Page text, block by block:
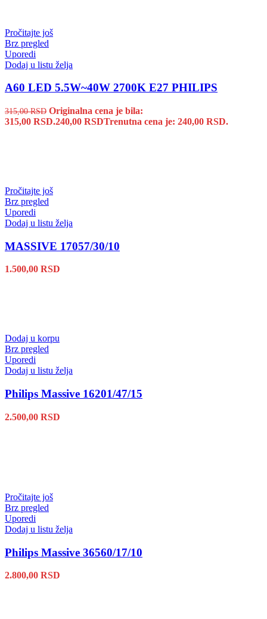
Pročitajte još
Brz pregled
Uporedi
Dodaj u listu želja
A60 LED 5.5W~40W 2700K E27 PHILIPS
315,00RSD Originalna cena je bila:
315,00 RSD.240,00 RSDTrenutna cena je: 240,00 RSD.
Pročitajte još
Brz pregled
Uporedi
Dodaj u listu želja
MASSIVE 17057/30/10
1.500,00 RSD
Dodaj u korpu
Brz pregled
Uporedi
Dodaj u listu želja
Philips Massive 16201/47/15
2.500,00 RSD
Pročitajte još
Brz pregled
Uporedi
Dodaj u listu želja
Philips Massive 36560/17/10
2.800,00 RSD